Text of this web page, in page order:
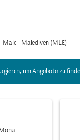
um Angebote zu